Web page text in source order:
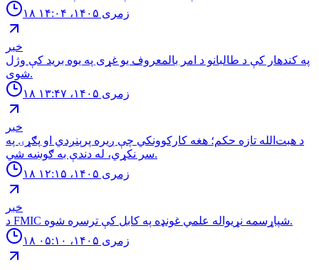
۱۸ زمری ۱۴۰۵، ۱۴:۰۴
خبر
په کندهار کې د طالبانو د امر بالمعروف یو غړی په یوه برید کې وژل
شوی.
۱۸ زمری ۱۴۰۵، ۱۳:۴۷
خبر
د هبت‌الله تازه حکم؛ هغه کارکوونکي چې ږیره پرېنږدي او پګړۍ په
سر نکړي، له دندې به ګوښه شي.
۱۸ زمری ۱۴۰۵، ۱۲:۱۵
خبر
د FMIC شپاړسمه نړیواله علمي غونډه په کابل کې ترسره شوه.
۱۸ زمری ۱۴۰۵، ۰۵:۱۰